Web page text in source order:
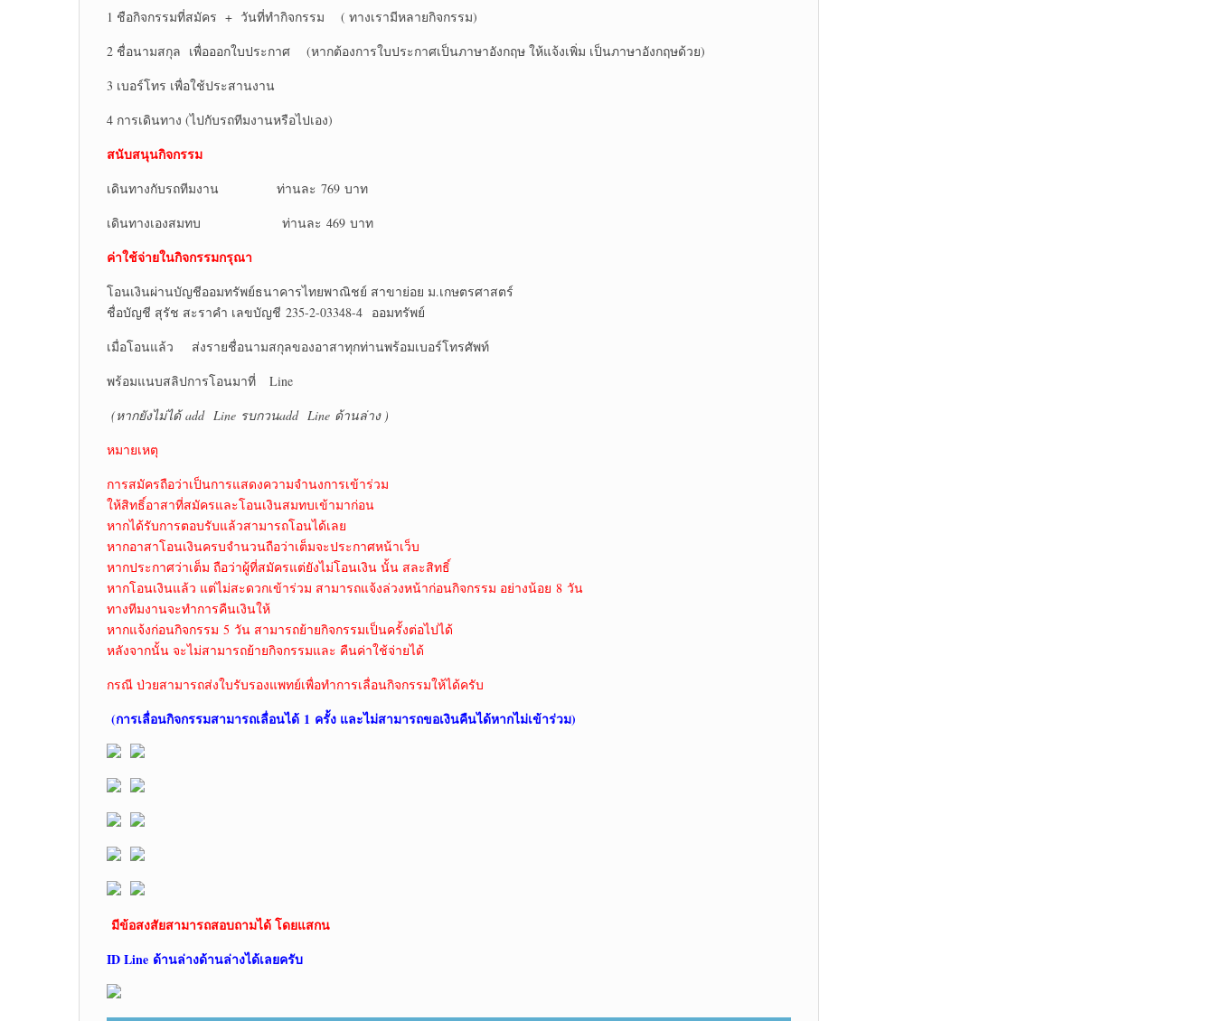
1 ชือกิจกรรมที่สมัคร + วันที่ทำกิจกรรม ( ทางเรามีหลายกิจกรรม)
2 ชื่อนามสกุล เพื่อออกใบประกาศ (หากต้องการใบประกาศเป็นภาษาอังกฤษ ให้แจ้งเพิ่ม เป็นภาษาอังกฤษด้วย)
3 เบอร์โทร เพื่อใช้ประสานงาน
4 การเดินทาง (ไปกับรถทีมงานหรือไปเอง)
สนับสนุนกิจกรรม
เดินทางกับรถทีมงาน ท่านละ 769 บาท
เดินทางเองสมทบ ท่านละ 469 บาท
ค่าใช้จ่ายในกิจกรรมกรุณา
โอนเงินผ่านบัญชีออมทรัพย์ธนาคารไทยพาณิชย์ สาขาย่อย ม.เกษตรศาสตร์
ชื่อบัญชี สุรัช สะราคำ เลขบัญชี 235-2-03348-4 ออมทรัพย์
เมื่อโอนแล้ว ส่งรายชื่อนามสกุลของอาสาทุกท่านพร้อมเบอร์โทรศัพท์
พร้อมแนบสลิปการโอนมาที่ Line
(หากยังไม่ได้add Line รบกวนadd Line ด้านล่าง )
หมายเหตุ
การสมัครถือว่าเป็นการแสดงความจำนงการเข้าร่วม
ให้สิทธิ์อาสาที่สมัครและโอนเงินสมทบเข้ามาก่อน
หากได้รับการตอบรับแล้วสามารถโอนได้เลย
หากอาสาโอนเงินครบจำนวนถือว่าเต็มจะประกาศหน้าเว็บ
หากประกาศว่าเต็ม ถือว่าผู้ที่สมัครแต่ยังไม่โอนเงิน นั้น สละสิทธิ์
หากโอนเงินแล้ว แต่ไม่สะดวกเข้าร่วม สามารถแจ้งล่วงหน้าก่อนกิจกรรม อย่างน้อย 8 วัน
ทางทีมงานจะทำการคืนเงินให้
หากแจ้งก่อนกิจกรรม 5 วัน สามารถย้ายกิจกรรมเป็นครั้งต่อไปได้
หลังจากนั้น จะไม่สามารถย้ายกิจกรรมและ คืนค่าใช้จ่ายได้
กรณี ป่วยสามารถส่งใบรับรองแพทย์เพื่อทำการเลื่อนกิจกรรมให้ได้ครับ
(การเลื่อนกิจกรรมสามารถเลื่อนได้ 1 ครั้ง และไม่สามารถขอเงินคืนได้หากไม่เข้าร่วม)
มีข้อสงสัยสามารถสอบถามได้ โดยแสกน
ID Line ด้านล่างด้านล่างได้เลยครับ